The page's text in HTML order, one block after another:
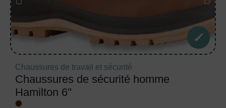
Chaussures de travail et sécurité
Chaussures de sécurité homme
Hamilton 6''